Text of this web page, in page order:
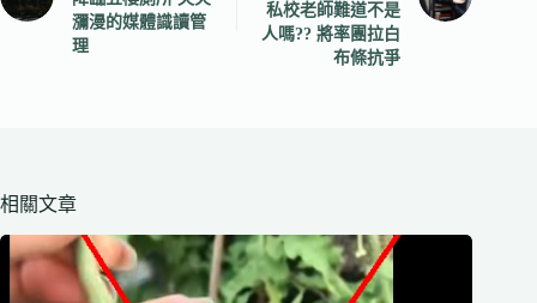
瀰漫的媒體識讀管
理
私校老師難道不是
人嗎?? 將率團拉白
布條抗爭
相關文章